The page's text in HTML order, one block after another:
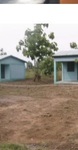
BILD ANZEIGEN